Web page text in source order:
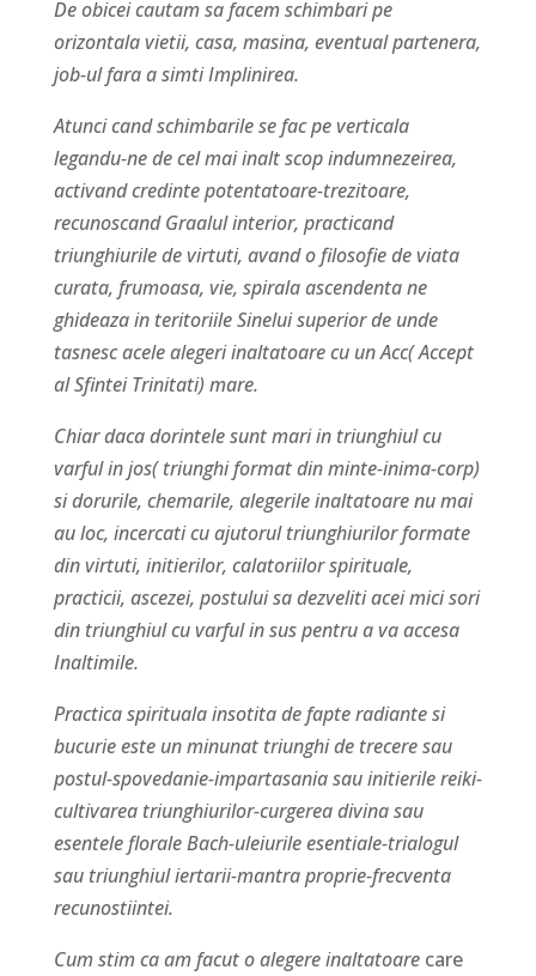
De obicei cautam sa facem schimbari pe
orizontala vietii, casa, masina, eventual partenera,
job-ul fara a simti Implinirea.
Atunci cand schimbarile se fac pe verticala
legandu-ne de cel mai inalt scop indumnezeirea,
activand credinte potentatoare-trezitoare,
recunoscand Graalul interior, practicand
triunghiurile de virtuti, avand o filosofie de viata
curata, frumoasa, vie, spirala ascendenta ne
ghideaza in teritoriile Sinelui superior de unde
tasnesc acele alegeri inaltatoare cu un Acc( Accept
al Sfintei Trinitati) mare.
Chiar daca dorintele sunt mari in triunghiul cu
varful in jos( triunghi format din minte-inima-corp)
si dorurile, chemarile, alegerile inaltatoare nu mai
au loc, incercati cu ajutorul triunghiurilor formate
din virtuti, initierilor, calatoriilor spirituale,
practicii, ascezei, postului sa dezveliti acei mici sori
din triunghiul cu varful in sus pentru a va accesa
Inaltimile.
Practica spirituala insotita de fapte radiante si
bucurie este un minunat triunghi de trecere sau
postul-spovedanie-impartasania sau initierile reiki-
cultivarea triunghiurilor-curgerea divina sau
esentele florale Bach-uleiurile esentiale-trialogul
sau triunghiul iertarii-mantra proprie-frecventa
recunostiintei.
Cum stim ca am facut o alegere inaltatoarecare